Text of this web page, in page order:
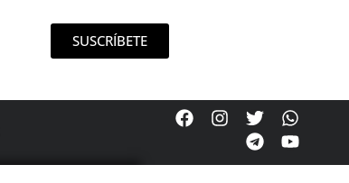
SUSCRÍBETE